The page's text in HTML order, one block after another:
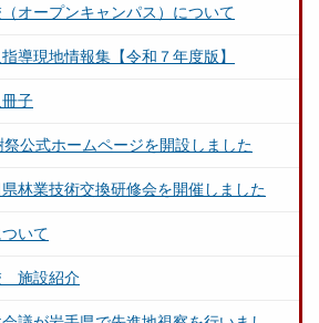
オープンキャンパス）について
導現地情報集【令和７年度版】
子
公式ホームページを開設しました
林業技術交換研修会を開催しました
いて
施設紹介